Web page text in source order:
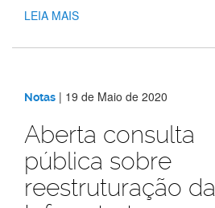
LEIA MAIS
Notas | 19 de Maio de 2020
Aberta consulta
pública sobre
reestruturação da